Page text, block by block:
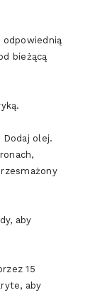
bieżącą
Dodaj olej.
aby
15
aby